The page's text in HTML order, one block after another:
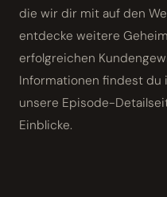
die wir dir mit auf den
entdecke weitere
erfolgreichen
Informationen findest du
unsere Episode-
Einblicke.